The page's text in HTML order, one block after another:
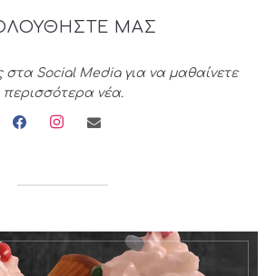
ΜΑΣ
στα Social Media για να μαθαίνετε
περισσότερα νέα.
facebookinstagramenvelope